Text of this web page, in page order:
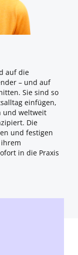
auf die
– und auf
Sie sind so
einfügen,
und weltweit
Die
und festigen
in die Praxis